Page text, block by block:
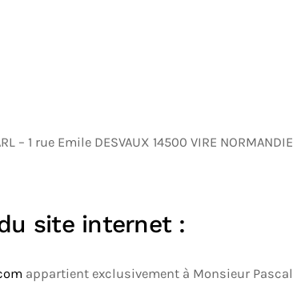
1 rue Emile DESVAUX 14500 VIRE NORMANDIE
site internet :
appartient exclusivement à Monsieur Pascal